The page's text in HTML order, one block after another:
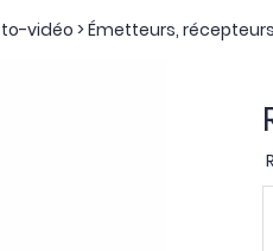
vidéo >Émetteurs,